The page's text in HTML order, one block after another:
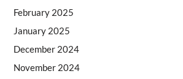
February 2025
January 2025
December 2024
November 2024